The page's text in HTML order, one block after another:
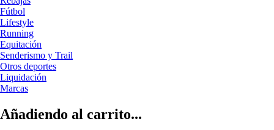
Fútbol
Lifestyle
Running
Equitación
Senderismo y Trail
Otros deportes
Liquidación
Marcas
Añadiendo al carrito...